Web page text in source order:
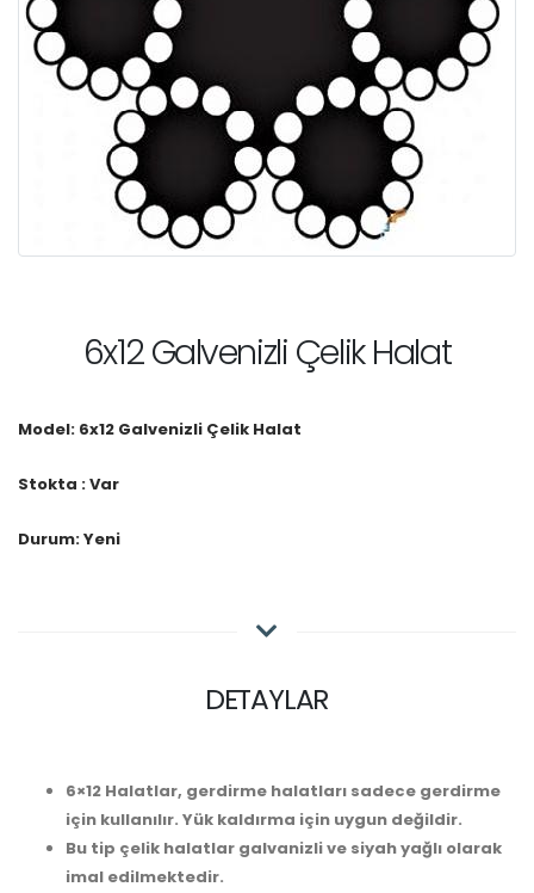
6x12 Galvenizli Çelik Halat
Model: 6x12 Galvenizli Çelik Halat
Stokta : Var
Durum: Yeni
DETAYLAR
6×12 Halatlar, gerdirme halatları sadece gerdirme
için kullanılır. Yük kaldırma için uygun değildir.
Bu tip çelik halatlar galvanizli ve siyah yağlı olarak
imal edilmektedir.